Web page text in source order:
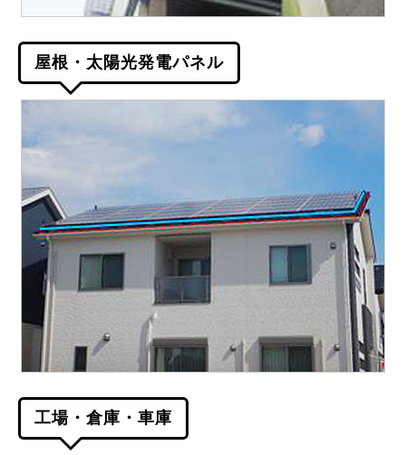
屋根・太陽光発電パネル
工場・倉庫・車庫